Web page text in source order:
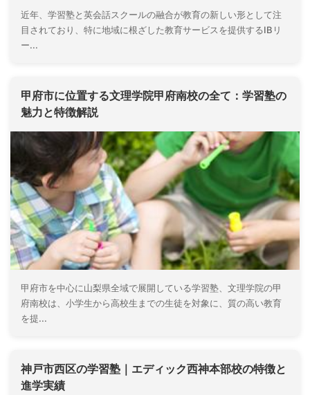
近年、学習塾と英会話スクールの融合が教育の新しい形として注
目されており、特に地域に根ざした教育サービスを提供するIBリ
ー...
甲府市に位置する文理学院甲府南校の全て：学習塾の
魅力と特徴解説
甲府市を中心に山梨県全域で展開している学習塾、文理学院の甲
府南校は、小学生から高校生までの生徒を対象に、質の高い教育
を提...
神戸市西区の学習塾｜エディック西神本部校の特徴と
進学実績